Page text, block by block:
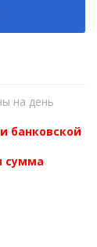
на день
банковской
сумма